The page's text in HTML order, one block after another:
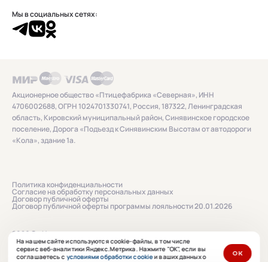
Мы в социальных сетях:
Политика конфиденциальности
Согласие на обработку персональных данных
Договор публичной оферты
Договор публичной оферты программы лояльности 20.01.2026
2026 © «Нашенька»
Акционерное общество «Птицефабрика «Северная», ИНН
4706002688, ОГРН 1024701330741, Россия, 187322, Ленинградская
область, Кировский муниципальный район, Синявинское городское
поселение, Дорога «Подъезд к Синявинским Высотам от автодороги
«Кола», здание 1а.
На нашем сайте используются cookie-файлы, в том числе
сервис веб-аналитики Яндекс.Метрика. Нажмите "ОК", если вы
соглашаетесь с условиями обработки cookieи ваших данных о
ОК